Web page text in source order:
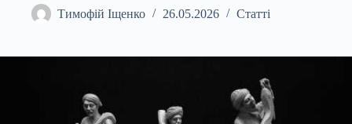
Тимофій Іщенко 26.05.2026 Статті